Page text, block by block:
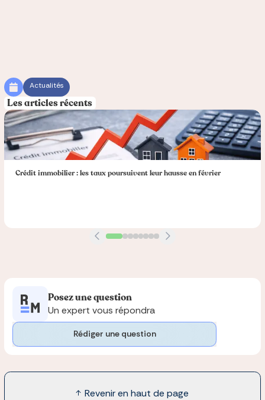
Actualités
Les articles récents
Crédit immobilier : les taux poursuivent leur hausse en février
Posez une question
Un expert vous répondra
Rédiger une question
Revenir en haut de page